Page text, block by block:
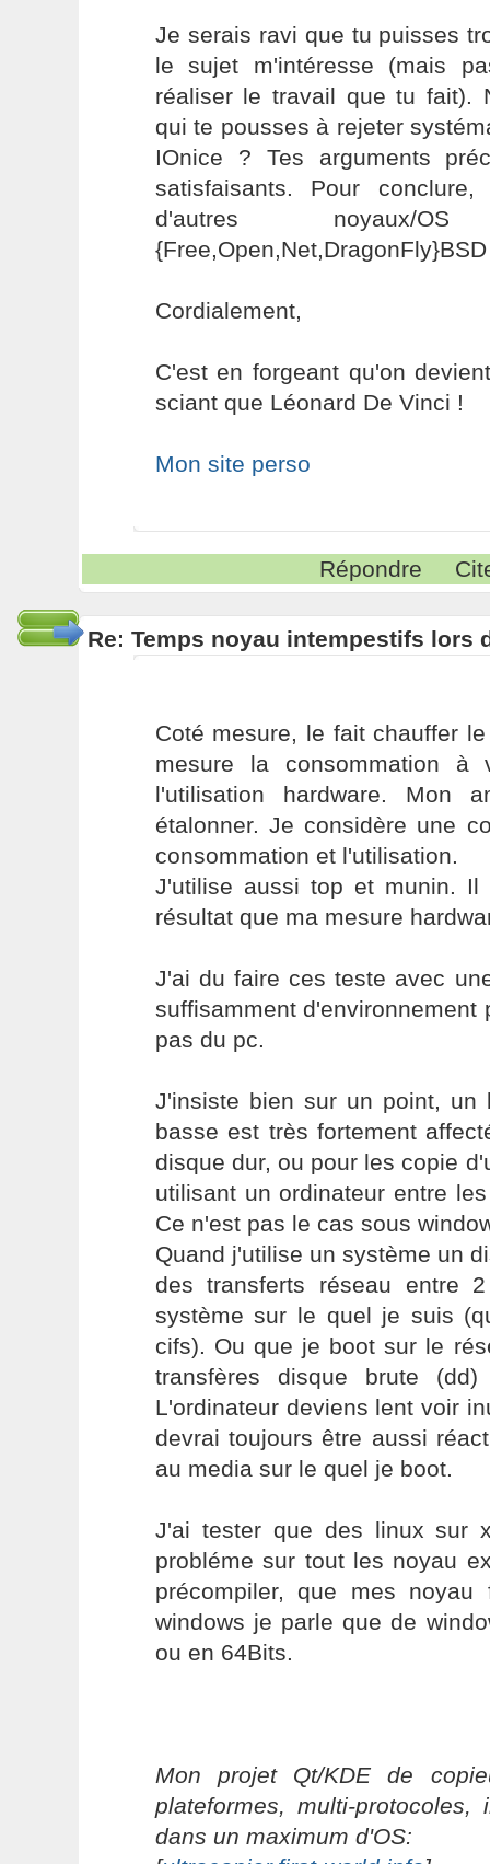
Je serais ravi que tu puisses
le sujet m'intéresse (mais
réaliser le travail que tu fait).
qui te pousses à rejeter
IOnice ? Tes arguments
satisfaisants. Pour
d'autres
Cordialement,
C'est en forgeant qu'on
sciant que Léonard De Vinci !
Mon site perso
Répondre
Re: Temps noyau intempestifs lors
Coté mesure, le fait chauffer
mesure la consommation
l'utilisation hardware. Mon
étalonner. Je considère une
consommation et l'utilisation.
J'utilise aussi top et munin. Il
résultat que ma mesure
J'ai du faire ces teste avec
suffisamment d'environnement
pas du pc.
J'insiste bien sur un point, un
basse est très fortement
disque dur, ou pour les copie
utilisant un ordinateur entre
Ce n'est pas le cas sous
Quand j'utilise un système un
des transferts réseau entre
système sur le quel je suis
cifs). Ou que je boot sur le
transfères disque brute
L'ordinateur deviens lent voir
devrai toujours être aussi
au media sur le quel je boot.
J'ai tester que des linux sur
probléme sur tout les noyau
précompiler, que mes
windows je parle que de
ou en 64Bits.
Mon projet Qt/KDE de
plateformes, multi-protocoles,
dans un maximum d'OS: